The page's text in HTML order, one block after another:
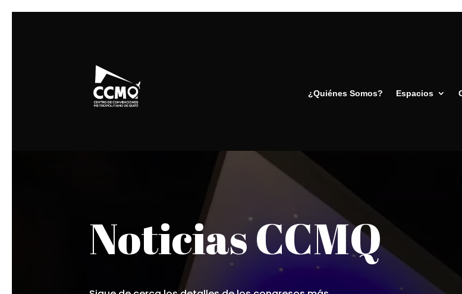
¿Quiénes Somos? Espacios
Noticias CCMQ